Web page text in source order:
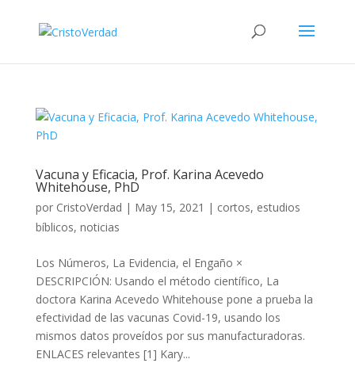
Vacuna y Eficacia, Prof. Karina Acevedo
Whitehouse, PhD
por CristoVerdad | May 15, 2021 | cortos, estudios
bíblicos, noticias
Los Números, La Evidencia, el Engaño ×
DESCRIPCIÓN: Usando el método científico, La
doctora Karina Acevedo Whitehouse pone a prueba la
efectividad de las vacunas Covid-19, usando los
mismos datos proveídos por sus manufacturadoras.
ENLACES relevantes [1] Kary...